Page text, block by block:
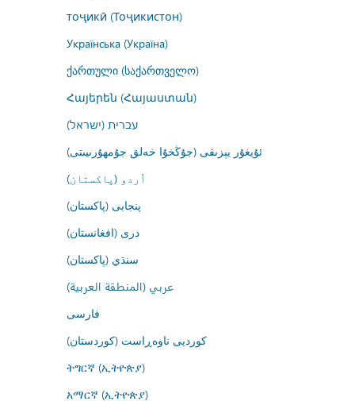
тоҷикӣ (Тоҷикистон)
Українська (Україна)
ქართული (საქართველო)
Հայերեն (Հայաստան)
עברית (ישראל)
ئۇيغۇر يېزىقى (جۇڭخۇا خەلق جۇمھۇرىيىتى)
اُردو (پاکستان)
پنجابی (پاکستان)
درى (افغانستان)
سنڌي (پاکستان)
عربي (المنطقة العربية)
فارسى
کوردیی ناوەڕاست (کوردستان)
ትግርኛ (ኢትዮጵያ)
አማርኛ (ኢትዮጵያ)